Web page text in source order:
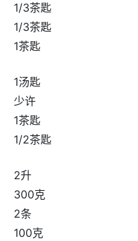
1/3茶匙
1/3茶匙
1茶匙
1汤匙
少许
1茶匙
1/2茶匙
2升
300克
2条
100克